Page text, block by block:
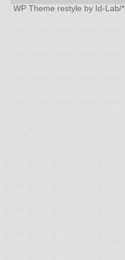
WP Theme restyle by Id-Lab/*